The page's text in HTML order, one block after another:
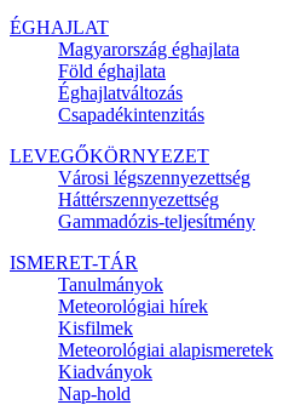
ÉGHAJLAT
Magyarország éghajlata
Föld éghajlata
Éghajlatváltozás
Csapadékintenzitás
LEVEGŐKÖRNYEZET
Városi légszennyezettség
Háttérszennyezettség
Gammadózis-teljesítmény
ISMERET-TÁR
Tanulmányok
Meteorológiai hírek
Kisfilmek
Meteorológiai alapismeretek
Kiadványok
Nap-hold